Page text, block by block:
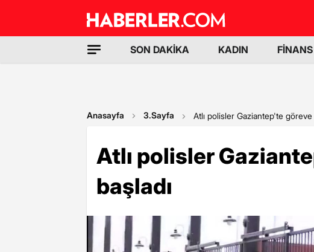
SON DAKİKA KADIN FİNANS
Anasayfa 3.Sayfa Atlı polisler Gaziantep'te göreve
Atlı polisler
başladı